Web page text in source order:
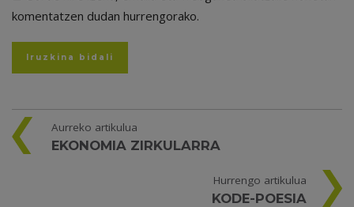
komentatzen dudan hurrengorako.
Aurreko artikulua
EKONOMIA ZIRKULARRA
Hurrengo artikulua
KODE-POESIA